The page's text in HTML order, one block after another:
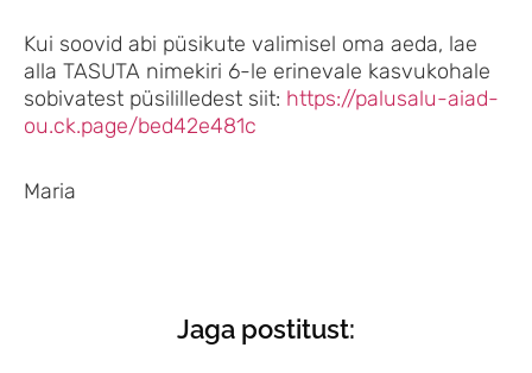
Kui soovid abi püsikute valimisel oma aeda, lae
alla TASUTA nimekiri 6-le erinevale kasvukohale
sobivatest püsililledest siit: https://palusalu-aiad-
ou.ck.page/bed42e481c
Maria
Jaga postitust: